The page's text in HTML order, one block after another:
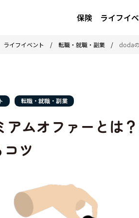
保険 ライフイ
ライフイベント / 転職・就職・副業 / doda
転職・就職・副業
アムオファーとは
ツ